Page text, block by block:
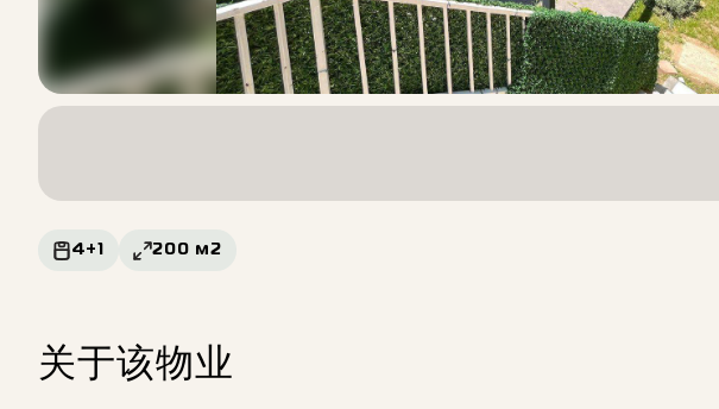
4+1 200 м2
关于该物业